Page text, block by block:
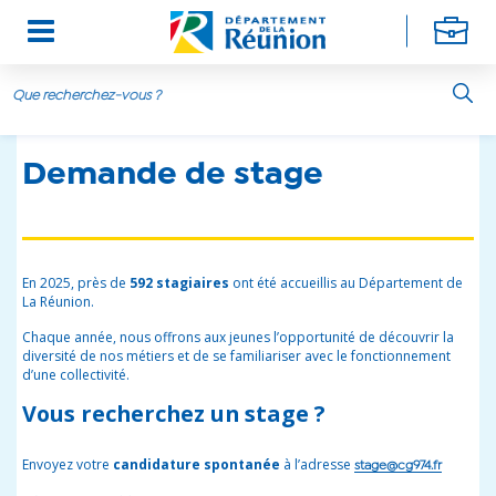
Demande de stage
En 2025, près de 592 stagiaires ont été accueillis au Département de
La Réunion.
Chaque année, nous offrons aux jeunes l’opportunité de découvrir la
diversité de nos métiers et de se familiariser avec le fonctionnement
d’une collectivité.
Vous recherchez un stage ?
Envoyez votre candidature spontanée à l’adresse stage@cg974.fr